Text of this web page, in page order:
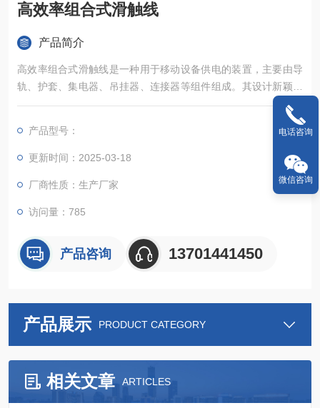
高效率组合式滑触线
产品简介
高效率组合式滑触线是一种用于移动设备供电的装置，主要由导
轨、护套、集电器、吊挂器、连接器等组件组成。其设计新颖、
结构合理、维护方便，具有防腐防尘、使用安全等特点，广泛应
用于电流较大、使用频率较高、运行速度快和环境较差的场合‌。
产品型号：
更新时间：2025-03-18
厂商性质：生产厂家
访问量：785
产品咨询 13701441450
产品展示 PRODUCT CATEGORY
相关文章 ARTICLES
电话咨询
微信咨询